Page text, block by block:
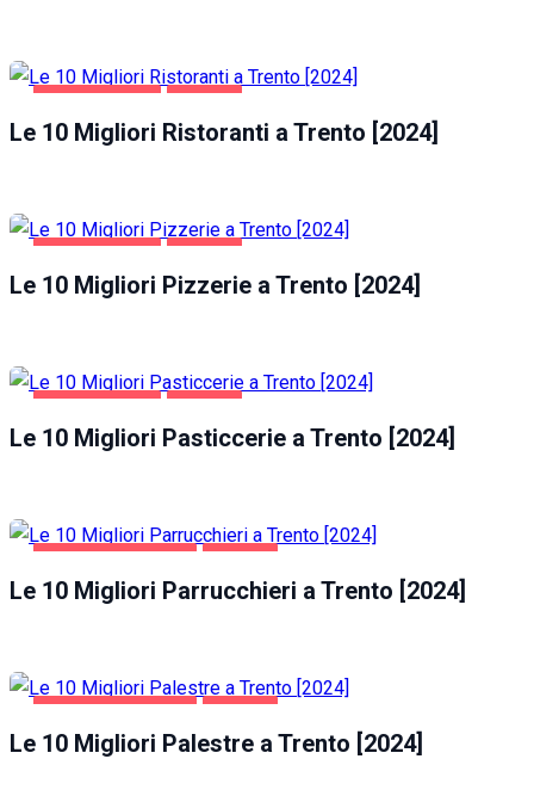
Le 10 Migliori Ristoranti a Trento [2024]
Le 10 Migliori Pizzerie a Trento [2024]
Le 10 Migliori Pasticcerie a Trento [2024]
Le 10 Migliori Parrucchieri a Trento [2024]
Le 10 Migliori Palestre a Trento [2024]